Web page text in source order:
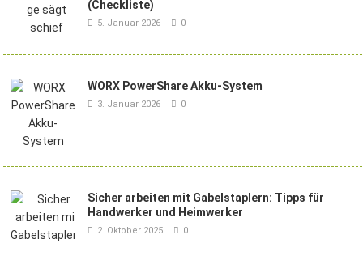
(Checkliste)
5. Januar 2026 0
WORX PowerShare Akku-System
3. Januar 2026 0
Sicher arbeiten mit Gabelstaplern: Tipps für
Handwerker und Heimwerker
2. Oktober 2025 0